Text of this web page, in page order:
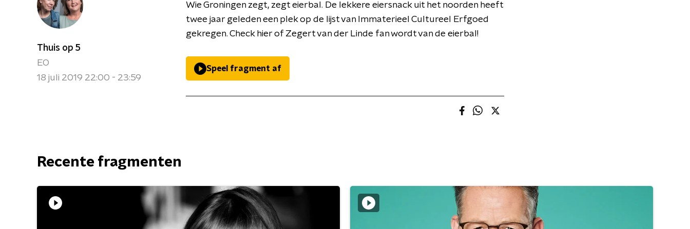
Thuis op 5
EO
18 juli 2019 22:00 - 23:59
Wie Groningen zegt, zegt eierbal. De lekkere eiersnack uit het noorden heeft
twee jaar geleden een plek op de lijst van Immaterieel Cultureel Erfgoed
gekregen. Check hier of Zegert van der Linde fan wordt van de eierbal!
Speel fragment af
Recente fragmenten